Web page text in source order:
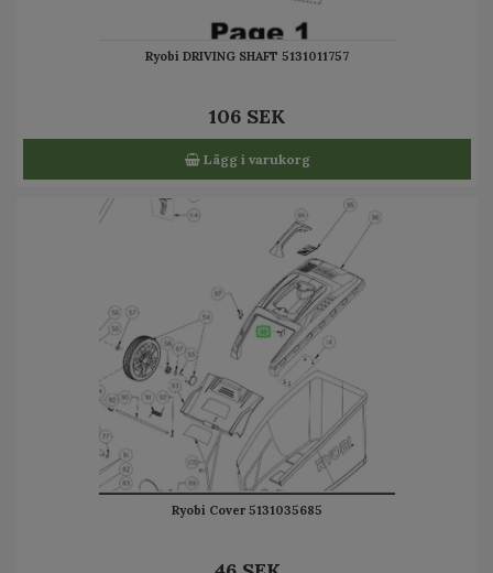
Ryobi DRIVING SHAFT 5131011757
106 SEK
Lägg i varukorg
Ryobi Cover 5131035685